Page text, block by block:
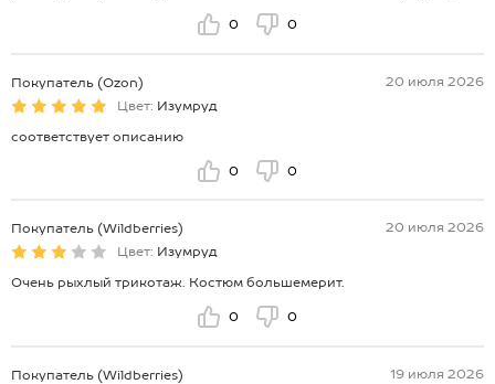
0 0
Покупатель (Ozon)
20 июля 2026
Цвет: Изумруд
соответствует описанию
0 0
Покупатель (Wildberries)
20 июля 2026
Цвет: Изумруд
Очень рыхлый трикотаж. Костюм большемерит.
0 0
Покупатель (Wildberries)
19 июля 2026